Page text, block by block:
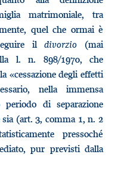
matrimoniale, tra
quel che ormai è
ildivorzio (mai
l. n. 898/1970, che
«cessazione degli effetti
nella immensa
di separazione
sia (art. 3, comma 1, n. 2
pressoché
pur previsti dalla